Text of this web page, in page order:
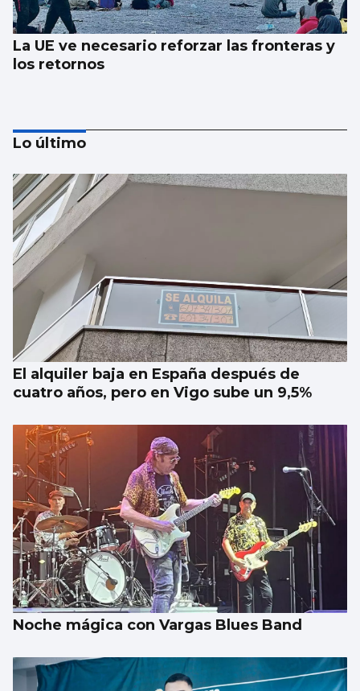
La UE ve necesario reforzar las fronteras y
los retornos
AVALANCHA EN LA FRONTERA
Marlaska insiste: “No hubo ni informe ni
aviso del CNI”
Lo último
El alquiler baja en España después de
cuatro años, pero en Vigo sube un 9,5%
Noche mágica con Vargas Blues Band